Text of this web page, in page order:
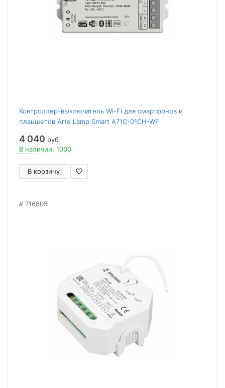
Контроллер-выключатель Wi-Fi для смартфонов и
планшетов Arte Lamp Smart A71C-01CH-WF
4 040 руб.
В наличии: 1000
В корзину
716805